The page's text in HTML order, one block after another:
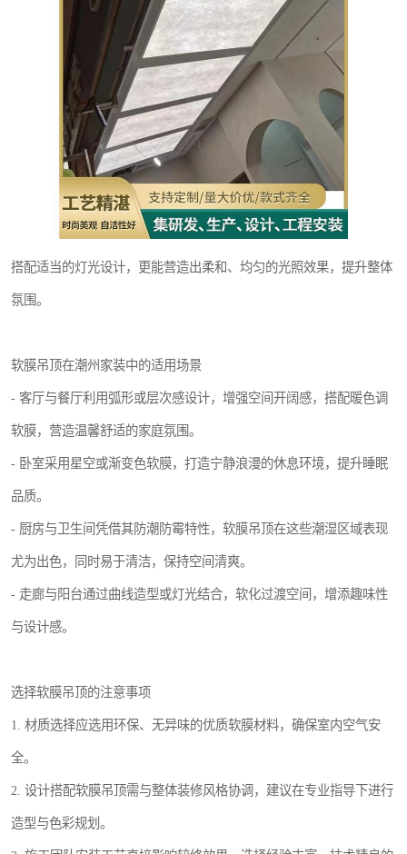
搭配适当的灯光设计，更能营造出柔和、均匀的光照效果，提升整体
氛围。
软膜吊顶在潮州家装中的适用场景
- 客厅与餐厅利用弧形或层次感设计，增强空间开阔感，搭配暖色调
软膜，营造温馨舒适的家庭氛围。
- 卧室采用星空或渐变色软膜，打造宁静浪漫的休息环境，提升睡眠
品质。
- 厨房与卫生间凭借其防潮防霉特性，软膜吊顶在这些潮湿区域表现
尤为出色，同时易于清洁，保持空间清爽。
- 走廊与阳台通过曲线造型或灯光结合，软化过渡空间，增添趣味性
与设计感。
选择软膜吊顶的注意事项
1. 材质选择应选用环保、无异味的优质软膜材料，确保室内空气安
全。
2. 设计搭配软膜吊顶需与整体装修风格协调，建议在专业指导下进行
造型与色彩规划。